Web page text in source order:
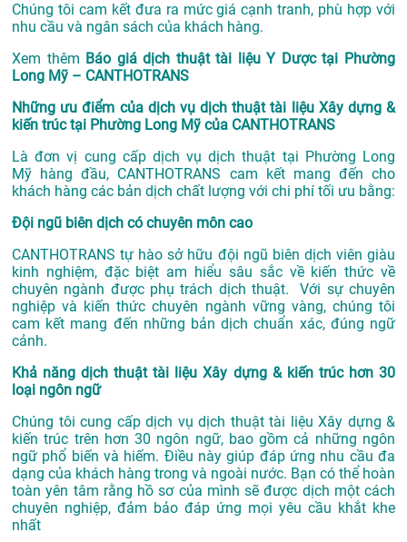
Chúng tôi cam kết đưa ra mức giá cạnh tranh, phù hợp với
nhu cầu và ngân sách của khách hàng.
Xem thêm Báo giá dịch thuật tài liệu Y Dược tại Phường
Long Mỹ – CANTHOTRANS
Những ưu điểm của dịch vụ dịch thuật tài liệu Xây dựng &
kiến trúc tại Phường Long Mỹ của CANTHOTRANS
Là đơn vị cung cấp dịch vụdịch thuật tại Phường Long
Mỹ hàng đầu, CANTHOTRANS cam kết mang đến cho
khách hàng các bản dịch chất lượng với chi phí tối ưu bằng:
Đội ngũ biên dịch có chuyên môn cao
CANTHOTRANS tự hào sở hữu đội ngũ biên dịch viên giàu
kinh nghiệm, đặc biệt am hiểu sâu sắc về kiến thức về
chuyên ngành được phụ trách dịch thuật. Với sự chuyên
nghiệp và kiến thức chuyên ngành vững vàng, chúng tôi
cam kết mang đến những bản dịch chuẩn xác, đúng ngữ
cảnh.
Khả năng dịch thuật tài liệu Xây dựng & kiến trúc hơn 30
loại ngôn ngữ
Chúng tôi cung cấp dịch vụ dịch thuật tài liệu Xây dựng &
kiến trúc trên hơn 30 ngôn ngữ, bao gồm cả những ngôn
ngữ phổ biến và hiếm. Điều này giúp đáp ứng nhu cầu đa
dạng của khách hàng trong và ngoài nước. Bạn có thể hoàn
toàn yên tâm rằng hồ sơ của mình sẽ được dịch một cách
chuyên nghiệp, đảm bảo đáp ứng mọi yêu cầu khắt khe
nhất